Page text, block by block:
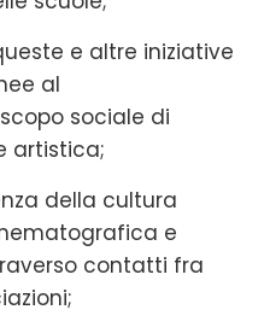
e altre iniziative
al
sociale di
artistica;
della cultura
e
contatti fra